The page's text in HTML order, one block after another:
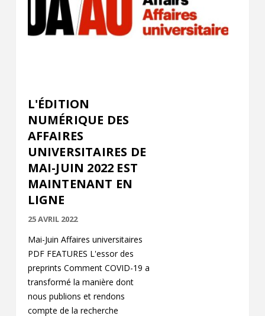
L'ÉDITION
NUMÉRIQUE DES
AFFAIRES
UNIVERSITAIRES DE
MAI-JUIN 2022 EST
MAINTENANT EN
LIGNE
25 AVRIL 2022
Mai-Juin Affaires universitaires
PDF FEATURES L'essor des
preprints Comment COVID-19 a
transformé la manière dont
nous publions et rendons
compte de la recherche